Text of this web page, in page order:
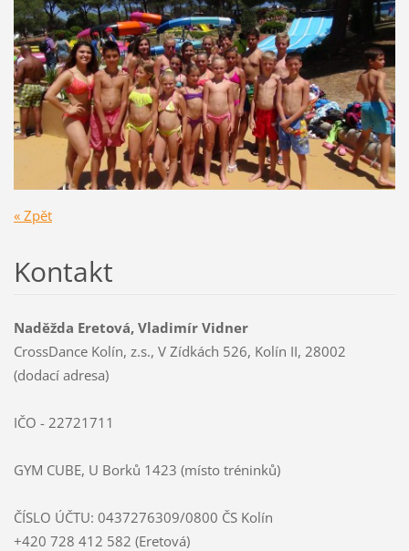
« Zpět
Kontakt
Naděžda Eretová, Vladimír Vidner
CrossDance Kolín, z.s., V Zídkách 526, Kolín II, 28002
(dodací adresa)
IČO - 22721711
GYM CUBE, U Borků 1423 (místo tréninků)
ČÍSLO ÚČTU: 0437276309/0800 ČS Kolín
+420 728 412 582 (Eretová)